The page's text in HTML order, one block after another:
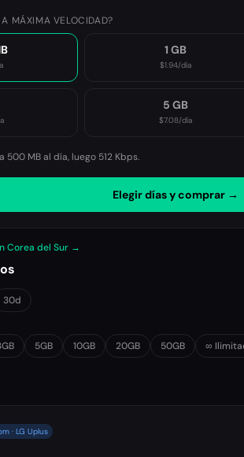
MÁXIMA VELOCIDAD?
1 GB
$1.94/día
5 GB
$7.08/día
500 MB al día, luego 512 Kbps.
Elegir días y comprar →
Corea del Sur →
30d
5GB 10GB 20GB 50GB ∞
· LG Uplus